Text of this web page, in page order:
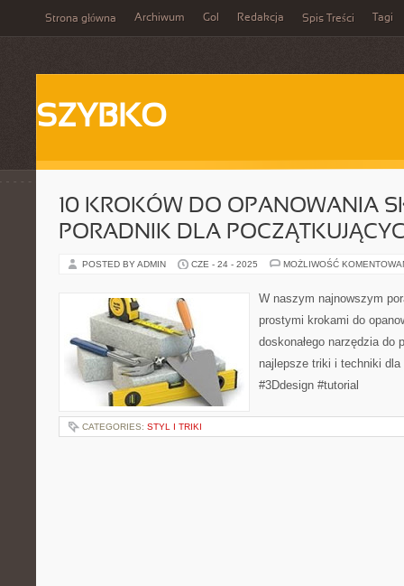
Strona główna Archiwum Gol Redakcja Spis Treści Tagi
SZYBKO
10 KROKÓW DO OPANOWANIA
PORADNIK DLA
POSTED BY ADMIN CZE - 24 - 2025 MOŻLIWOŚĆ
W naszym najnowszym
prostymi krokami do
doskonałego narzędzia do
najlepsze triki i techniki
#3Ddesign #tutorial
CATEGORIES: STYL I TRIKI